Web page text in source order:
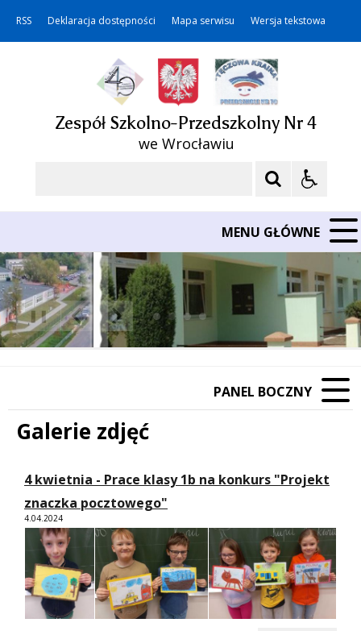
RSS Deklaracja dostępności Mapa serwisu Wersja tekstowa
Zespół Szkolno-Przedszkolny Nr 4
we Wrocławiu
MENU GŁÓWNE
Poprzedni Element
Następny Element
❚❚
PANEL BOCZNY
Galerie zdjęć
4 kwietnia - Prace klasy 1b na konkurs "Projekt
znaczka pocztowego"
4.04.2024